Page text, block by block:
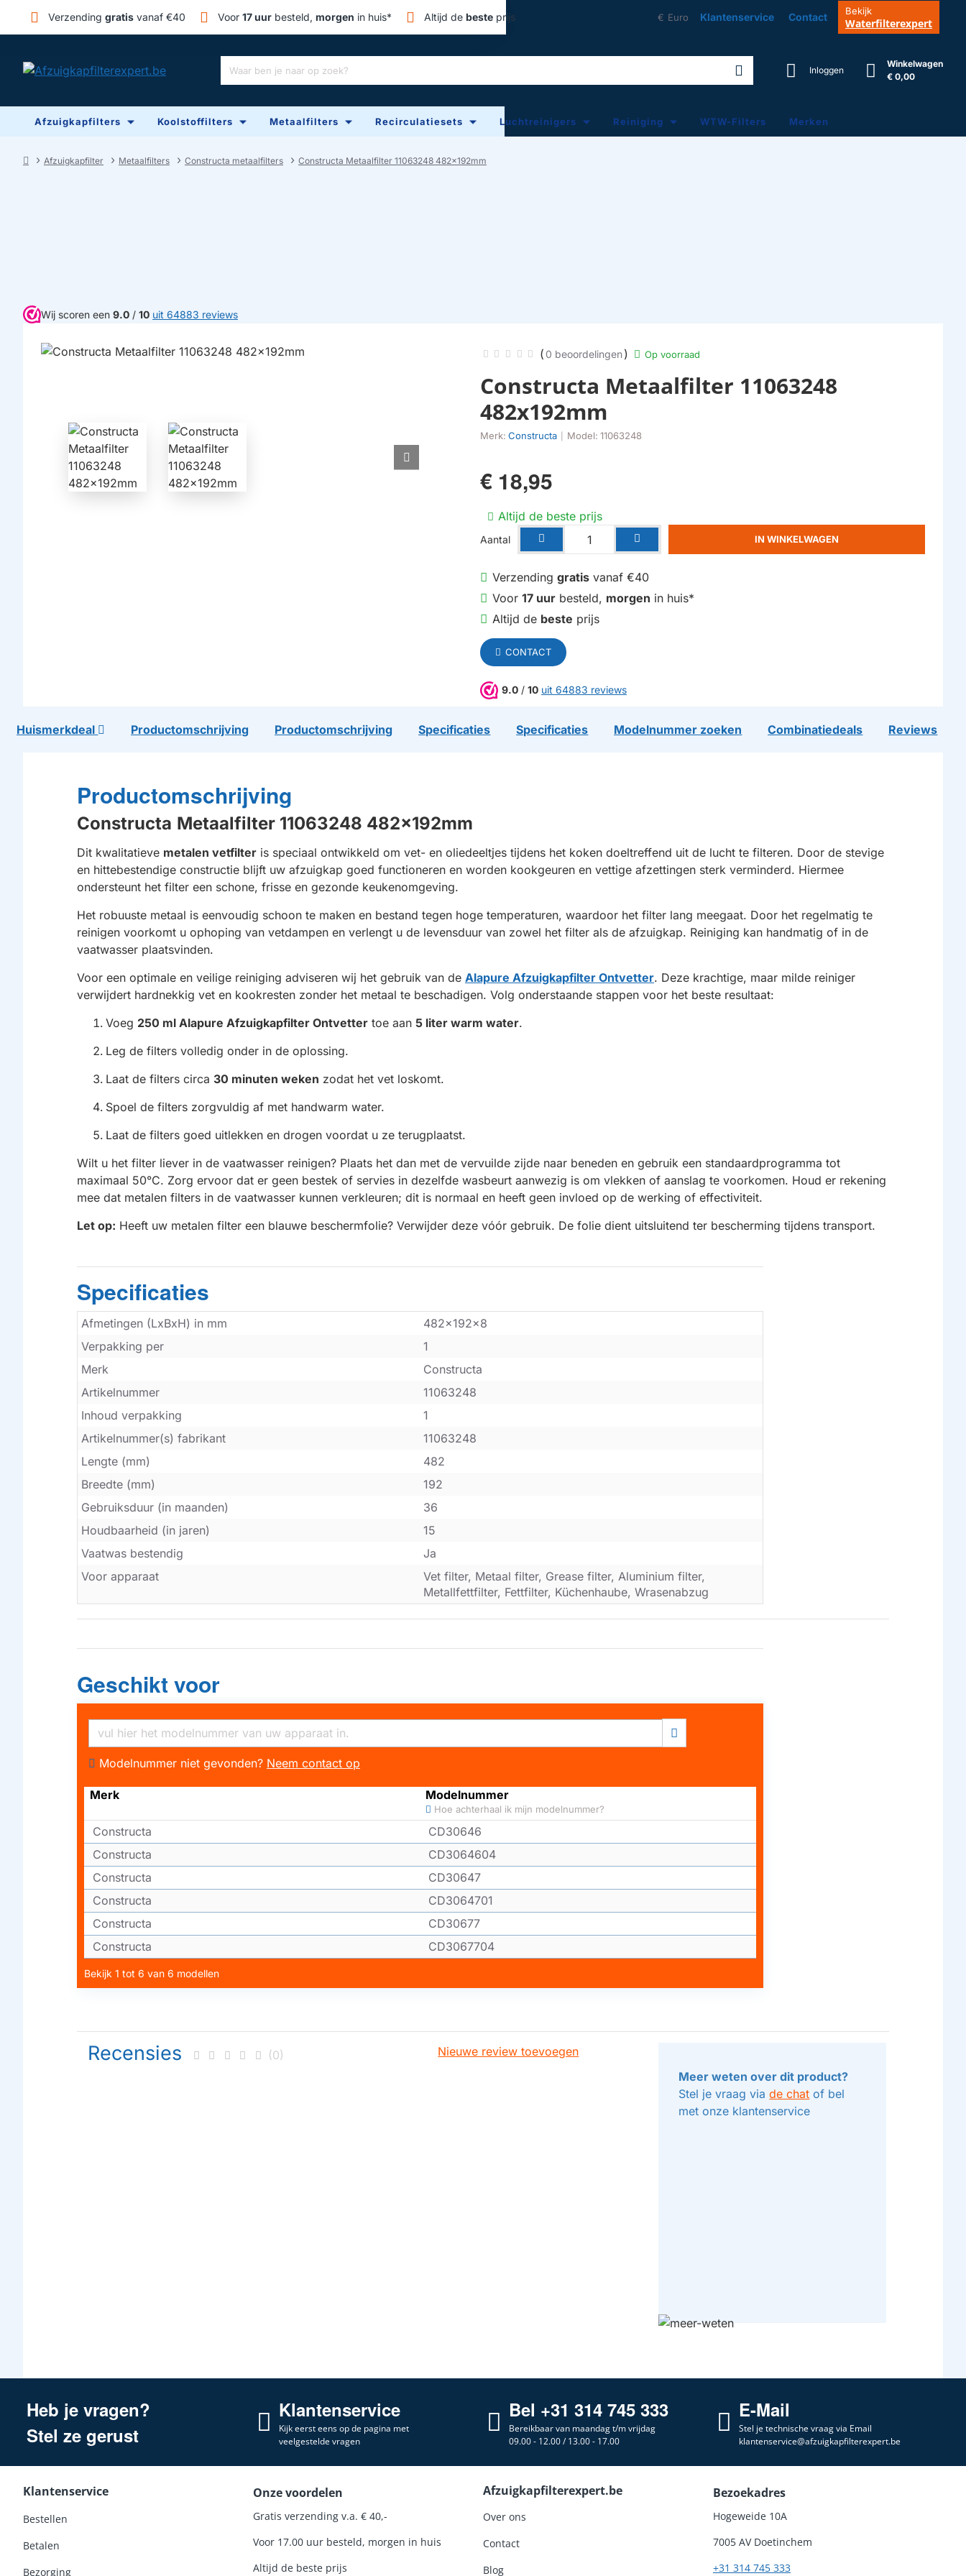
Verzending gratis vanaf €40 Voor 17 uur besteld, morgen in huis* Altijd de beste prijs € Euro Klantenservice Contact
Bekijk
Waterfilterexpert
Waar
je
naar
Inloggen
Winkelwagen
€ 0,00
Afzuigkapfilters Koolstoffilters Metaalfilters Recirculatiesets Luchtreinigers Reiniging WTW-Filters Merken
Afzuigkapfilter Metaalfilters Constructa metaalfilters Constructa Metaalfilter 11063248 482x192mm
Wij scoren een 9.0 / 10 uit 64883 reviews
Constructa Metaalfilter 11063248
482x192mm
Merk: Constructa Model: 11063248
( 0 beoordelingen) Op voorraad
€ 18,95
Altijd de beste prijs
Aantal IN WINKELWAGEN
Verzending gratis vanaf €40
Voor 17 uur besteld, morgen in huis*
Altijd de beste prijs
CONTACT
9.0 / 10 uit 64883 reviews
Huismerkdeal Productomschrijving Productomschrijving Specificaties Specificaties Modelnummer zoeken Combinatiedeals Reviews
Productomschrijving
Constructa Metaalfilter 11063248 482x192mm
Dit kwalitatieve metalen vetfilter is speciaal ontwikkeld om vet- en oliedeeltjes tijdens het koken doeltreffend uit de lucht te filteren. Door de stevige
en hittebestendige constructie blijft uw afzuigkap goed functioneren en worden kookgeuren en vettige afzettingen sterk verminderd. Hiermee
ondersteunt het filter een schone, frisse en gezonde keukenomgeving.
Het robuuste metaal is eenvoudig schoon te maken en bestand tegen hoge temperaturen, waardoor het filter lang meegaat. Door het regelmatig te
reinigen voorkomt u ophoping van vetdampen en verlengt u de levensduur van zowel het filter als de afzuigkap. Reiniging kan handmatig of in de
vaatwasser plaatsvinden.
Voor een optimale en veilige reiniging adviseren wij het gebruik van de Alapure Afzuigkapfilter Ontvetter. Deze krachtige, maar milde reiniger
verwijdert hardnekkig vet en kookresten zonder het metaal te beschadigen. Volg onderstaande stappen voor het beste resultaat:
Voeg 250 ml Alapure Afzuigkapfilter Ontvetter toe aan 5 liter warm water.
Leg de filters volledig onder in de oplossing.
Laat de filters circa 30 minuten weken zodat het vet loskomt.
Spoel de filters zorgvuldig af met handwarm water.
Laat de filters goed uitlekken en drogen voordat u ze terugplaatst.
Wilt u het filter liever in de vaatwasser reinigen? Plaats het dan met de vervuilde zijde naar beneden en gebruik een standaardprogramma tot
maximaal 50°C. Zorg ervoor dat er geen bestek of servies in dezelfde wasbeurt aanwezig is om vlekken of aanslag te voorkomen. Houd er rekening
mee dat metalen filters in de vaatwasser kunnen verkleuren; dit is normaal en heeft geen invloed op de werking of effectiviteit.
Let op: Heeft uw metalen filter een blauwe beschermfolie? Verwijder deze vóór gebruik. De folie dient uitsluitend ter bescherming tijdens transport.
Specificaties
Afmetingen (LxBxH) in mm
482x192x8
Verpakking per
1
Merk
Constructa
Artikelnummer
11063248
Inhoud verpakking
1
Artikelnummer(s) fabrikant
11063248
Lengte (mm)
482
Breedte (mm)
192
Gebruiksduur (in maanden)
36
Houdbaarheid (in jaren)
15
Vaatwas bestendig
Ja
Voor apparaat
Vet filter, Metaal filter, Grease filter, Aluminium filter,
Metallfettfilter, Fettfilter, Küchenhaube, Wrasenabzug
Geschikt voor
Modelnummer niet gevonden? Neem contact op
Merk Modelnummer
Hoe achterhaal ik mijn modelnummer?
Constructa
CD30646
Constructa
CD3064604
Constructa
CD30647
Constructa
CD3064701
Constructa
CD30677
Constructa
CD3067704
Bekijk 1 tot 6 van 6 modellen
Recensies (0)
Nieuwe review toevoegen
Meer weten over dit product?
Stel je vraag viade chat of bel
met onze klantenservice
Heb je vragen?
Stel ze gerust
Klantenservice
Kijk eerst eens op de pagina met
veelgestelde vragen
Bel +31 314 745 333
Bereikbaar van maandag t/m vrijdag
09.00 - 12.00 / 13.00 - 17.00
E-Mail
Stel je technische vraag via Email
klantenservice@afzuigkapfilterexpert.be
Klantenservice
Bestellen
Betalen
Bezorging
Onze voordelen
Gratis verzending v.a. € 40,-
Voor 17.00 uur besteld, morgen in huis
Altijd de beste prijs
Afzuigkapfilterexpert.be
Over ons
Contact
Blog
Bezoekadres
Hogeweide 10A
7005 AV Doetinchem
+31 314 745 333